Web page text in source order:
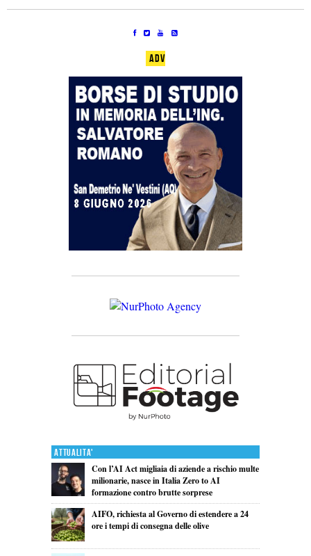
ADV
Attualita'
Con l’AI Act migliaia di aziende a rischio multe
milionarie, nasce in Italia Zero to AI
formazione contro brutte sorprese
AIFO, richiesta al Governo di estendere a 24
ore i tempi di consegna delle olive